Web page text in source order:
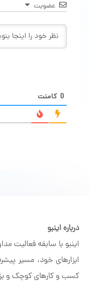
عضویت
0 کامنت
درباره اینبو
ابزارهای خود، مسیر
کسب و کارهای کوچک و